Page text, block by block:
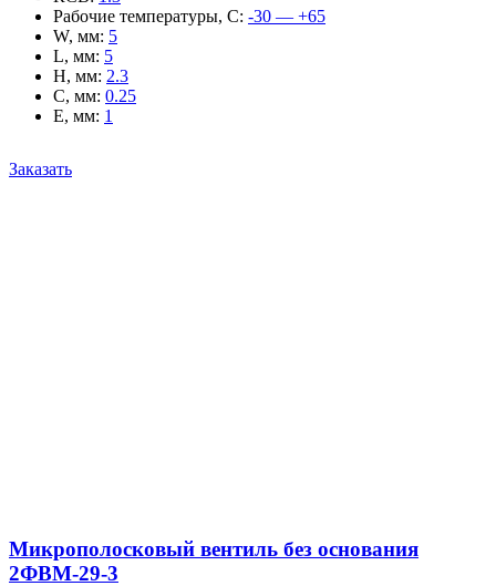
Рабочие температуры, С: -30 — +65
W, мм: 5
L, мм: 5
H, мм: 2.3
C, мм: 0.25
E, мм: 1
Заказать
Микрополосковый вентиль без основания
2ФВМ-29-3